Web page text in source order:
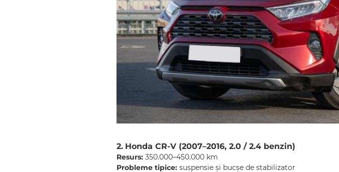
2. Honda CR-V (2007–2016, 2.0 / 2.4 benzin)
Resurs: 350.000–450.000 km
Probleme tipice: suspensie și bucșe de stabilizator